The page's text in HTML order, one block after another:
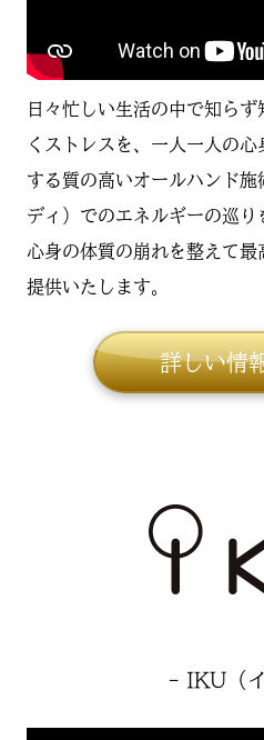
日々忙しい生活の中で知ら
くストレスを、一人一人の
する質の高いオールハンド
ディ）でのエネルギーの巡
心身の体質の崩れを整えて
提供いたします。
詳しい情
- IKU（